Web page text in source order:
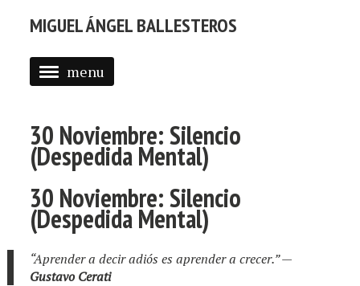
MIGUEL ÁNGEL BALLESTEROS
menu
PROFESSIONAL
SELECTED WORK
BLOG
BLOG (EN)
APPS
30 Noviembre: Silencio
(Despedida Mental)
30 Noviembre: Silencio
(Despedida Mental)
“Aprender a decir adiós es aprender a crecer.”—
Gustavo Cerati